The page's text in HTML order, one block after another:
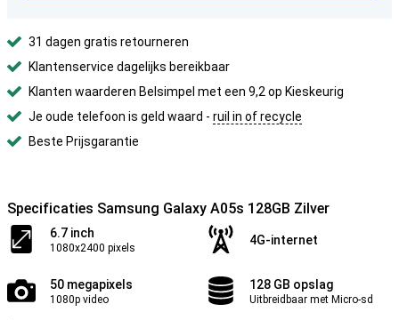
31 dagen gratis retourneren
Klantenservice dagelijks bereikbaar
Klanten waarderen Belsimpel met een 9,2 op Kieskeurig
Je oude telefoon is geld waard - ruil in of recycle
Beste Prijsgarantie
Specificaties Samsung Galaxy A05s 128GB Zilver
6.7 inch
1080x2400 pixels
4G-internet
50 megapixels
1080p video
128 GB opslag
Uitbreidbaar met Micro-sd